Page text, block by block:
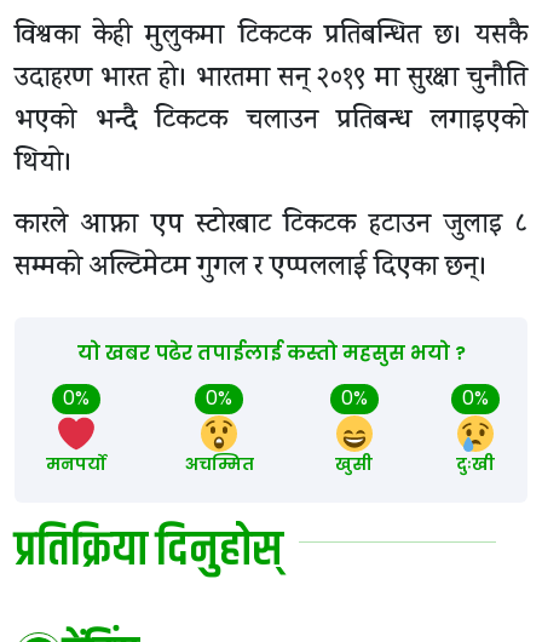
विश्वका केही मुलुकमा टिकटक प्रतिबन्धित छ। यसकै
उदाहरण भारत हो। भारतमा सन् २०१९ मा सुरक्षा चुनाैति
भएको भन्दै टिकटक चलाउन प्रतिबन्ध लगाइएको
थियो।
कारले आफ्ना एप स्टोरबाट टिकटक हटाउन जुलाइ ८
सम्मको अल्टिमेटम गुगल र एप्पललाई दिएका छन्।
यो खबर पढेर तपाईलाई कस्तो महसुस भयो ?
0%
मनपर्यो
0%
अचम्मित
0%
खुसी
0%
दुःखी
प्रतिक्रिया दिनुहोस्